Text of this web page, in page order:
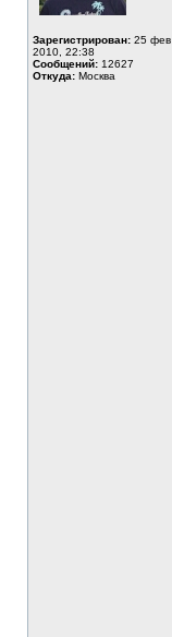
Зарегистрирован: 25 фев
2010, 22:38
Сообщений: 12627
Откуда: Москва